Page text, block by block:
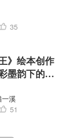
35
》绘本创作
墨韵下的史
一溪
51